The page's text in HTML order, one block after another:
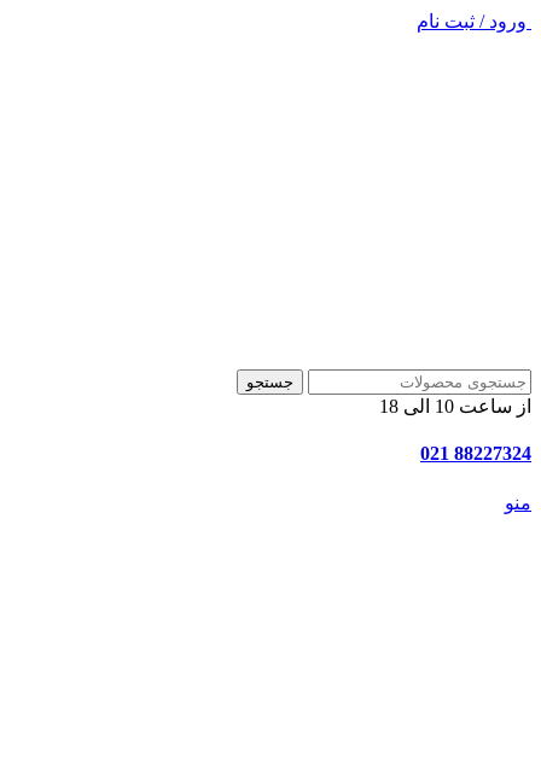
ورود / ثبت نام
جستجو
از ساعت 10 الی 18
88227324 021
منو